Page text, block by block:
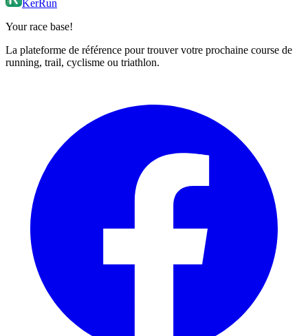
KerRun
Your race base!
La plateforme de référence pour trouver votre prochaine course de
running, trail, cyclisme ou triathlon.